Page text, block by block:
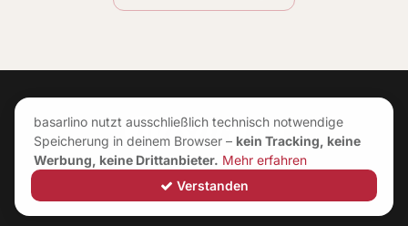
© Neuerungen|Impressum Datenschutz
basarlino nutzt ausschließlich technisch notwendige
Speicherung in deinem Browser – kein Tracking, keine
Werbung, keine Drittanbieter. Mehr erfahren
Verstanden